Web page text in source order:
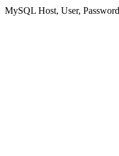
MySQL Host, User,